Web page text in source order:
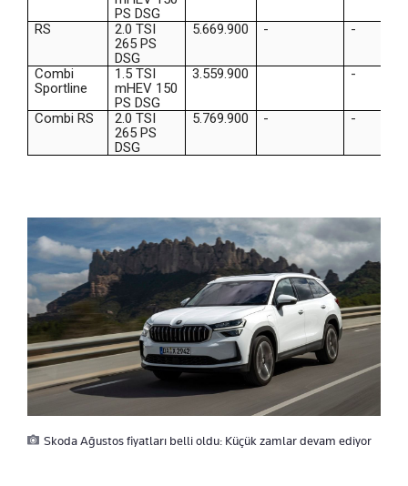
PS DSG
RS
2.0 TSI
265 PS
DSG
5.669.900 - -
Combi
Sportline
1.5 TSI
mHEV 150
PS DSG
3.559.900 -
Combi RS
2.0 TSI
265 PS
DSG
5.769.900 - -
Skoda Ağustos fiyatları belli oldu: Küçük zamlar devam ediyor